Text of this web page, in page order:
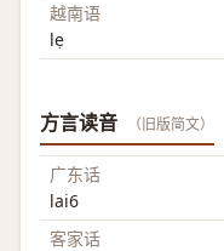
越南语
lẹ
方言读音 （旧版简文）
广东话
lai6
客家话